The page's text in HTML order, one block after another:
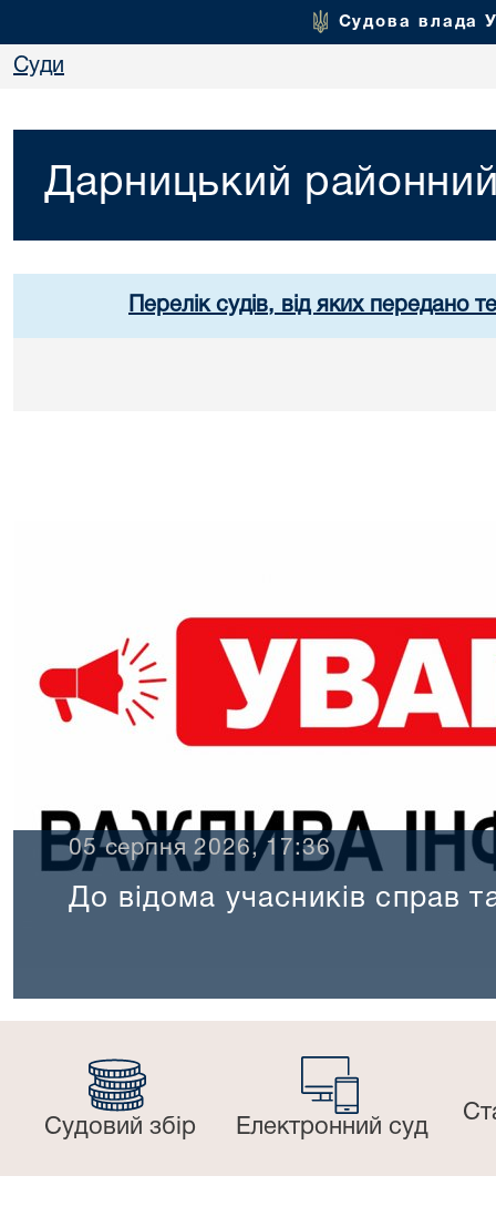
Судова влада
Суди
Дарницький
Перелік судів, від яких передано
05 серпня 2026, 17:36
До відома учасників справ
Судовий збір Електронний суд